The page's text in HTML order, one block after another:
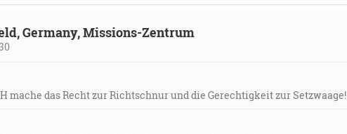
Germany, Missions-Zentrum
mache das Recht zur Richtschnur und die Gerechtigkeit zur Setzwaage!